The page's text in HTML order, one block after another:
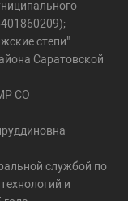
степи"
Саратовской
СО
службой по
и